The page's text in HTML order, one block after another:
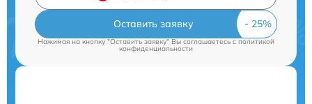
Оставить заявку
Нажимая на кнопку "Оставить заявку" Вы соглашаетесь cполитикой
конфиденциальности